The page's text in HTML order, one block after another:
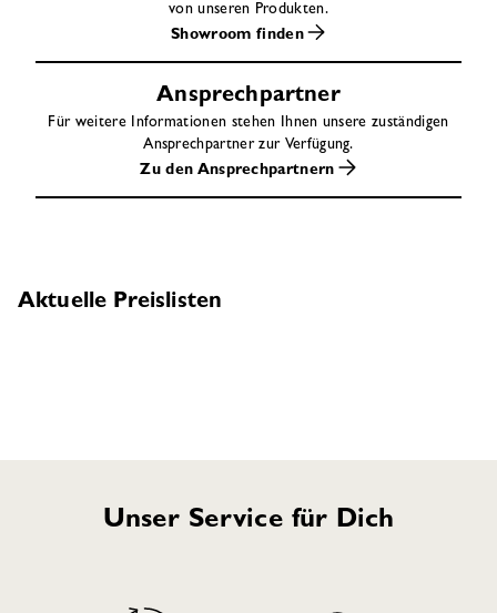
von unseren Produkten.
Showroom finden
Ansprechpartner
Für weitere Informationen stehen Ihnen unsere zuständigen
Ansprechpartner zur Verfügung.
Zu den Ansprechpartnern
Aktuelle Preislisten
Unser Service für Dich